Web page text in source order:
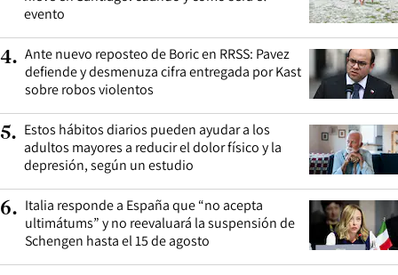
evento
4. Ante nuevo reposteo de Boric en RRSS: Pavez
defiende y desmenuza cifra entregada por Kast
sobre robos violentos
5. Estos hábitos diarios pueden ayudar a los
adultos mayores a reducir el dolor físico y la
depresión, según un estudio
6. Italia responde a España que “no acepta
ultimátums” y no reevaluará la suspensión de
Schengen hasta el 15 de agosto